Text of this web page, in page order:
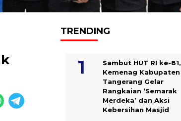
TRENDING
Sambut HUT RI ke-81,
Kemenag Kabupaten
Tangerang Gelar
Rangkaian ‘Semarak
Merdeka’ dan Aksi
Kebersihan Masjid